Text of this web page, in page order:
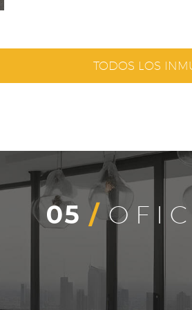
TODOS LOS
05 /